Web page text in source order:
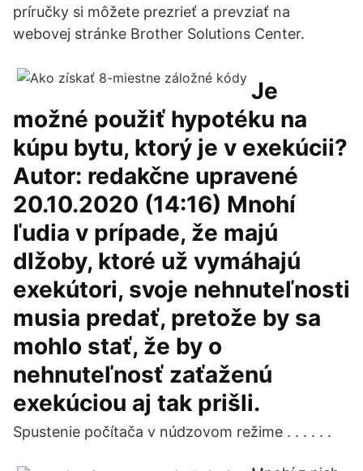
príručky si môžete prezrieť a prevziať na
webovej stránke Brother Solutions Center.
Je
možné použiť hypotéku na
kúpu bytu, ktorý je v exekúcii?
Autor: redakčne upravené
20.10.2020 (14:16) Mnohí
ľudia v prípade, že majú
dlžoby, ktoré už vymáhajú
exekútori, svoje nehnuteľnosti
musia predať, pretože by sa
mohlo stať, že by o
nehnuteľnosť zaťaženú
exekúciou aj tak prišli.
Spustenie počítača v núdzovom režime . . . . . .